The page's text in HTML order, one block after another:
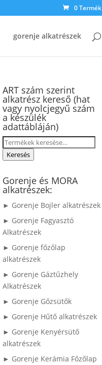
0 Termék
gorenje alkatrészek
ART szám szerint
alkatrész kereső (hat
vagy nyolcjegyű szám
a készülék
adattábláján)
Keresés
a Keresés
Gorenje és MORA
alkatrészek:
► Gorenje Bojler alkatrészek
► Gorenje Fagyasztó
Alkatrészek
► Gorenje főzőlap
alkatrészek
► Gorenje Gáztűzhely
Alkatrészek
► Gorenje Gőzsütők
► Gorenje Hűtő alkatrészek
► Gorenje Kenyérsütő
alkatrészek
► Gorenje Kerámia Főzőlap